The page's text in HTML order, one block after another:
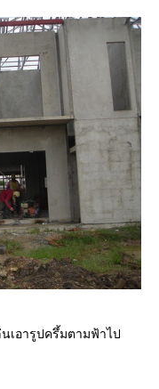
เอารูปครึ้มตามฟ้าไป